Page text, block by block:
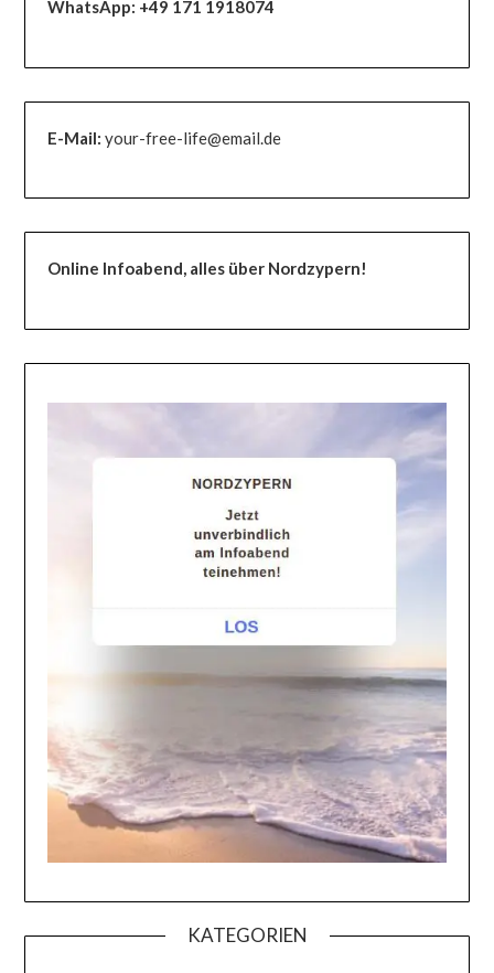
WhatsApp: +49 171 1918074
E-Mail:your-free-life@email.de
Online Infoabend, alles über Nordzypern!
KATEGORIEN